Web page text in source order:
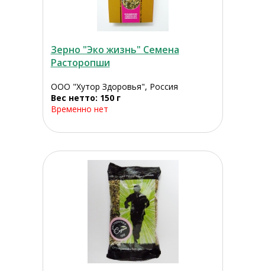
Зерно "Эко жизнь" Семена
Расторопши
ООО "Хутор Здоровья", Россия
Вес нетто: 150 г
Временно нет